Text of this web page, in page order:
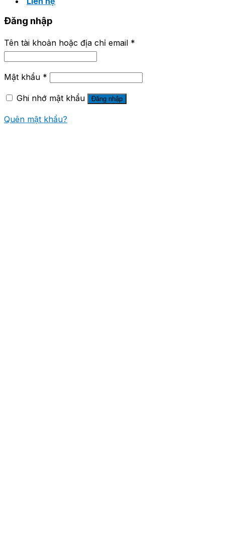
Đăng nhập
Tên tài khoản hoặc địa chỉ email *
Mật khẩu *
Ghi nhớ mật khẩu Đăng nhập
Quên mật khẩu?